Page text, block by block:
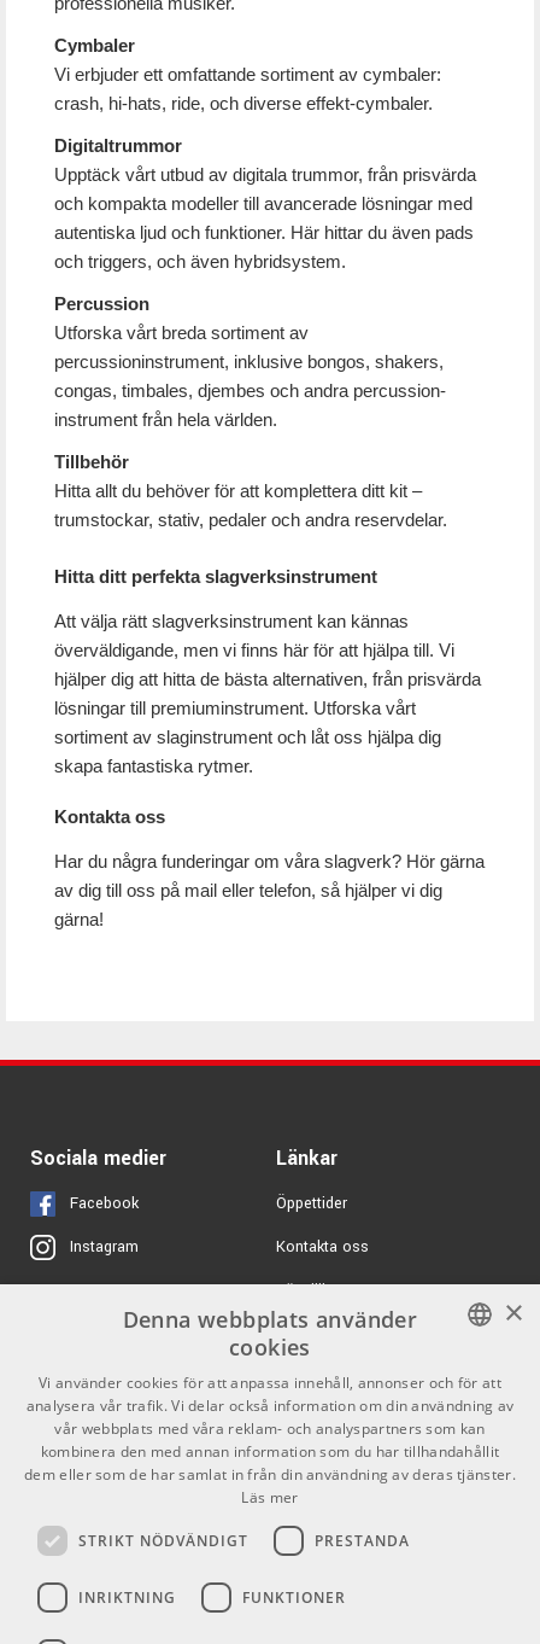
Cymbaler
Vi erbjuder ett omfattande sortiment av cymbaler:
crash, hi-hats, ride, och diverse effekt-cymbaler.
Digitaltrummor
Upptäck vårt utbud av digitala trummor, från prisvärda
och kompakta modeller till avancerade lösningar med
autentiska ljud och funktioner. Här hittar du även pads
och triggers, och även hybridsystem.
Percussion
Utforska vårt breda sortiment av
percussioninstrument, inklusive bongos, shakers,
congas, timbales, djembes och andra percussion-
instrument från hela världen.
Tillbehör
Hitta allt du behöver för att komplettera ditt kit –
trumstockar, stativ, pedaler och andra reservdelar.
Hitta ditt perfekta slagverksinstrument
Att välja rätt slagverksinstrument kan kännas
överväldigande, men vi finns här för att hjälpa till. Vi
hjälper dig att hitta de bästa alternativen, från prisvärda
lösningar till premiuminstrument. Utforska vårt
sortiment av slaginstrument och låt oss hjälpa dig
skapa fantastiska rytmer.
Kontakta oss
Har du några funderingar om våra slagverk? Hör gärna
av dig till oss på mail eller telefon, så hjälper vi dig
gärna!
Sociala medier
Facebook
Instagram
X
Youtube
TikTok
Länkar
Öppettider
Kontakta oss
Köpvillkor
Butiken
Varumärken
GDPR & Cookies
Kontakt
Info
Mån-Fre: 10.00-18.00
SWEDISH
ENGLISH
×
Denna webbplats använder
cookies
Vi använder cookies för att anpassa innehåll, annonser och för att
analysera vår trafik. Vi delar också information om din användning av
vår webbplats med våra reklam- och analyspartners som kan
kombinera den med annan information som du har tillhandahållit
dem eller som de har samlat in från din användning av deras tjänster.
Läs mer
STRIKT NÖDVÄNDIGT PRESTANDA
INRIKTNING FUNKTIONER